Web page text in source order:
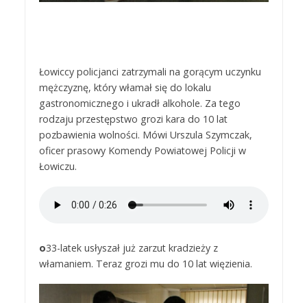
Łowiccy policjanci zatrzymali na gorącym uczynku
mężczyznę, który włamał się do lokalu
gastronomicznego i ukradł alkohole. Za tego
rodzaju przestępstwo grozi kara do 10 lat
pozbawienia wolności. Mówi Urszula Szymczak,
oficer prasowy Komendy Powiatowej Policji w
Łowiczu.
o33-latek usłyszał już zarzut kradzieży z
włamaniem. Teraz grozi mu do 10 lat więzienia.